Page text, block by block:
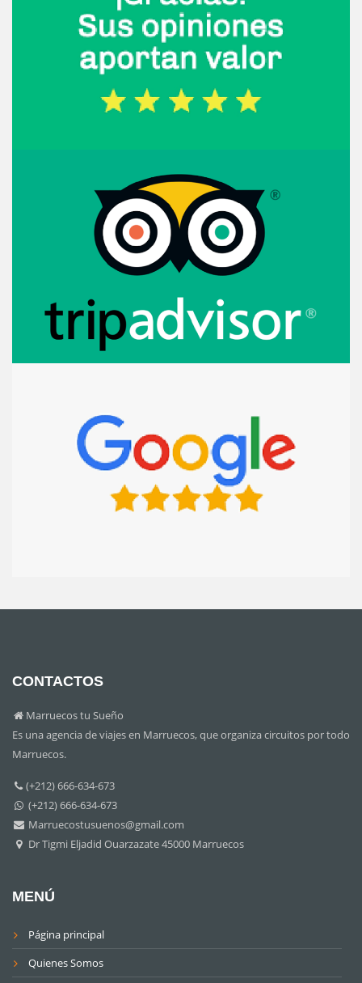
CONTACTOS
Marruecos tu Sueño
Es una agencia de viajes en Marruecos, que organiza circuitos por todo
Marruecos.
(+212) 666-634-673
(+212) 666-634-673
Marruecostusuenos@gmail.com
Dr Tigmi Eljadid Ouarzazate 45000 Marruecos
MENÚ
Página principal
Quienes Somos